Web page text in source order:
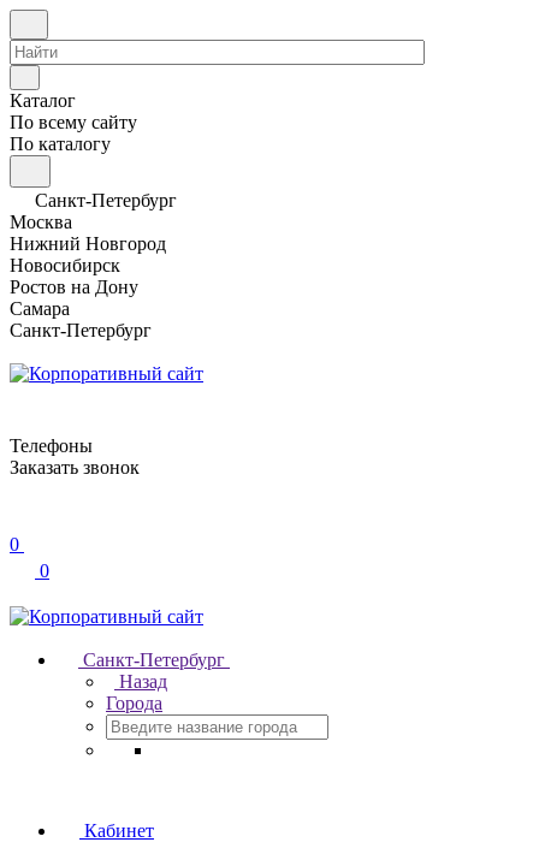
Каталог
По всему сайту
По каталогу
Санкт-Петербург
Москва
Нижний Новгород
Новосибирск
Ростов на Дону
Самара
Санкт-Петербург
Телефоны
Заказать звонок
0
0
Санкт-Петербург
Назад
Города
Кабинет